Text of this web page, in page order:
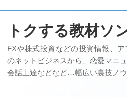
トクする教材ソ
FXや株式投資などの投資情報、
のネットビジネスから、恋愛マニ
会話上達などなど…幅広い裏技ノ